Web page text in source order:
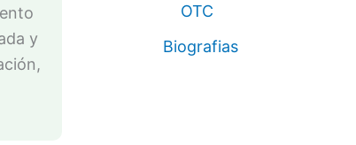
y
OTC
Biografias